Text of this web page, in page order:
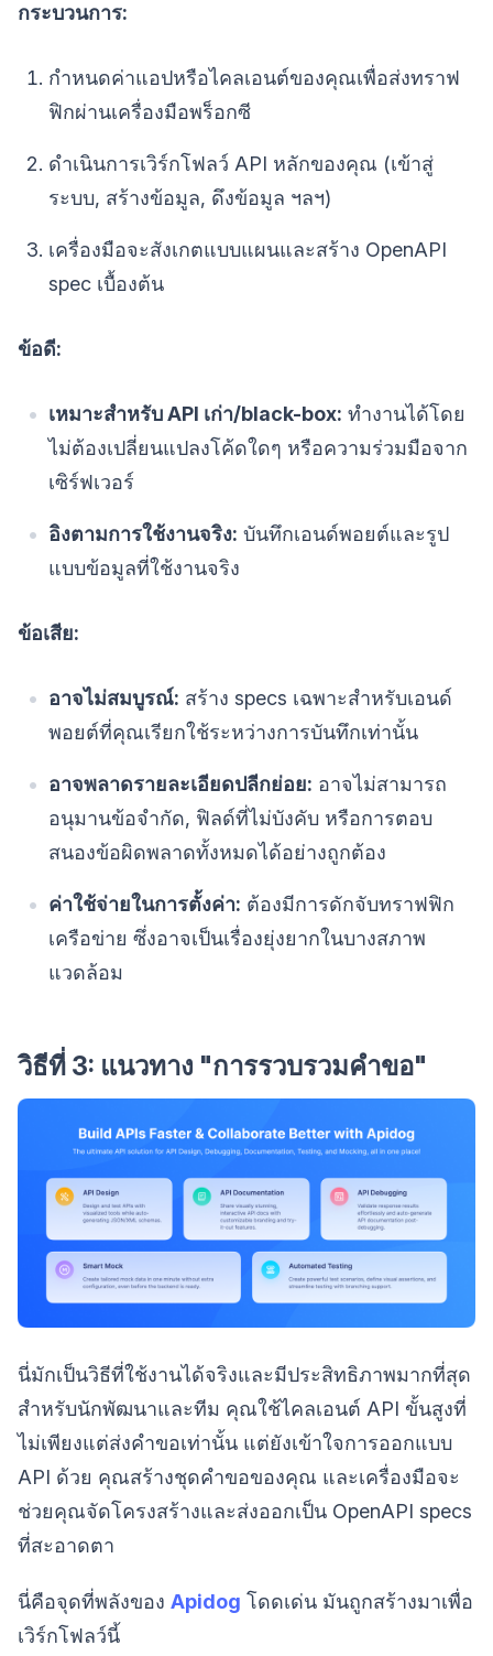
กระบวนการ:
กำหนดค่าแอปหรือไคลเอนต์ของคุณเพื่อส่งทราฟ
ฟิกผ่านเครื่องมือพร็อกซี
ดำเนินการเวิร์กโฟลว์ API หลักของคุณ (เข้าสู่
ระบบ, สร้างข้อมูล, ดึงข้อมูล ฯลฯ)
เครื่องมือจะสังเกตแบบแผนและสร้าง OpenAPI
spec เบื้องต้น
ข้อดี:
เหมาะสำหรับ API เก่า/black-box: ทำงานได้โดย
ไม่ต้องเปลี่ยนแปลงโค้ดใดๆ หรือความร่วมมือจาก
เซิร์ฟเวอร์
อิงตามการใช้งานจริง: บันทึกเอนด์พอยต์และรูป
แบบข้อมูลที่ใช้งานจริง
ข้อเสีย:
อาจไม่สมบูรณ์: สร้าง specs เฉพาะสำหรับเอนด์
พอยต์ที่คุณเรียกใช้ระหว่างการบันทึกเท่านั้น
อาจพลาดรายละเอียดปลีกย่อย: อาจไม่สามารถ
อนุมานข้อจำกัด, ฟิลด์ที่ไม่บังคับ หรือการตอบ
สนองข้อผิดพลาดทั้งหมดได้อย่างถูกต้อง
ค่าใช้จ่ายในการตั้งค่า: ต้องมีการดักจับทราฟฟิก
เครือข่าย ซึ่งอาจเป็นเรื่องยุ่งยากในบางสภาพ
แวดล้อม
วิธีที่ 3: แนวทาง "การรวบรวมคำขอ"
นี่มักเป็นวิธีที่ใช้งานได้จริงและมีประสิทธิภาพมากที่สุด
สำหรับนักพัฒนาและทีม คุณใช้ไคลเอนต์ API ขั้นสูงที่
ไม่เพียงแต่ส่งคำขอเท่านั้น แต่ยังเข้าใจการออกแบบ
API ด้วย คุณสร้างชุดคำขอของคุณ และเครื่องมือจะ
ช่วยคุณจัดโครงสร้างและส่งออกเป็น OpenAPI specs
ที่สะอาดตา
นี่คือจุดที่พลังของ Apidog โดดเด่น มันถูกสร้างมาเพื่อ
เวิร์กโฟลว์นี้